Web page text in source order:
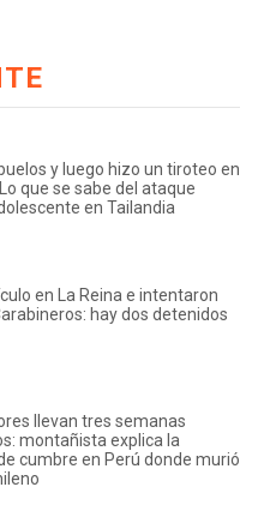
y luego hizo un tiroteo en
que se sabe del ataque
en Tailandia
en La Reina e intentaron
hay dos detenidos
llevan tres semanas
montañista explica la
cumbre en Perú donde murió